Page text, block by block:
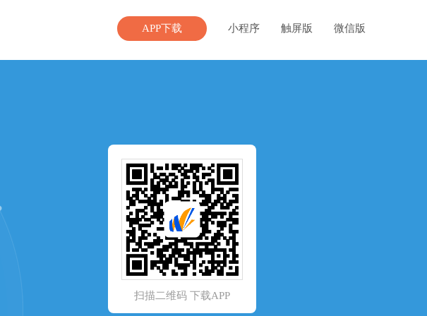
微信版
触屏版
小程序
APP下载
扫描二维码 下载APP